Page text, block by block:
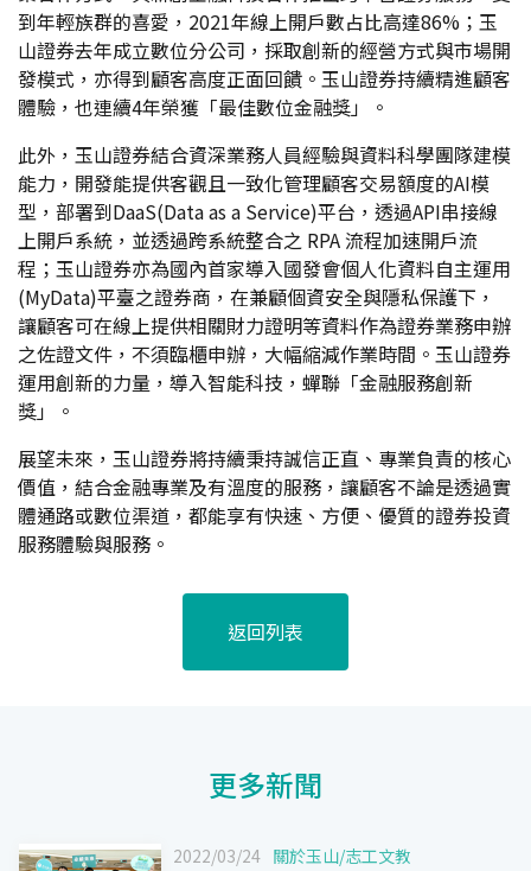
到年輕族群的喜愛，2021年線上開戶數占比高達86%；玉
山證券去年成立數位分公司，採取創新的經營方式與市場開
發模式，亦得到顧客高度正面回饋。玉山證券持續精進顧客
體驗，也連續4年榮獲「最佳數位金融獎」。
此外，玉山證券結合資深業務人員經驗與資料科學團隊建模
能力，開發能提供客觀且一致化管理顧客交易額度的AI模
型，部署到DaaS(Data as a Service)平台，透過API串接線
上開戶系統，並透過跨系統整合之 RPA 流程加速開戶流
程；玉山證券亦為國內首家導入國發會個人化資料自主運用
(MyData)平臺之證券商，在兼顧個資安全與隱私保護下，
讓顧客可在線上提供相關財力證明等資料作為證券業務申辦
之佐證文件，不須臨櫃申辦，大幅縮減作業時間。玉山證券
運用創新的力量，導入智能科技，蟬聯「金融服務創新
獎」。
展望未來，玉山證券將持續秉持誠信正直、專業負責的核心
價值，結合金融專業及有溫度的服務，讓顧客不論是透過實
體通路或數位渠道，都能享有快速、方便、優質的證券投資
服務體驗與服務。
返回列表
更多新聞
2022/03/24 關於玉山/志工文教